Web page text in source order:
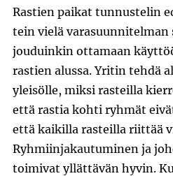
Rastien paikat tunnustelin
tein vielä varasuunnitelman
jouduinkin ottamaan
rastien alussa. Yritin tehdä
yleisölle, miksi rasteilla
että rastia kohti ryhmät
että kaikilla rasteilla riittää
Ryhmiinjakautuminen ja
toimivat yllättävän hyvin.